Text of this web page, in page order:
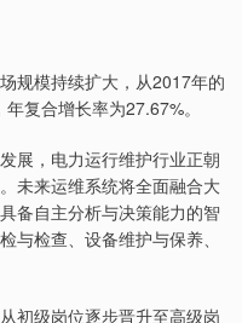
规模持续扩大，从2017年的
复合增长率为27.67%。
展，电力运行维护行业正朝
未来运维系统将全面融合大
备自主分析与决策能力的智
与检查、设备维护与保养、
初级岗位逐步晋升至高级岗